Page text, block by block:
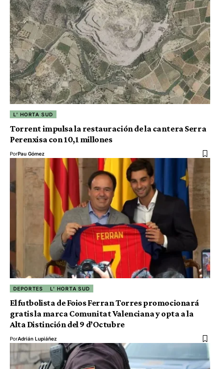
L' HORTA SUD
Torrent impulsa la restauración de la cantera Serra
Perenxisa con 10,1 millones
PorPau Gómez
DEPORTES L' HORTA SUD
El futbolista de Foios Ferran Torres promocionará
gratis la marca Comunitat Valenciana y opta a la
Alta Distinción del 9 d’Octubre
PorAdrián Lupiáñez